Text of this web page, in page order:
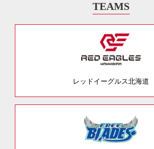
TEAMS
レッドイーグルス北海道